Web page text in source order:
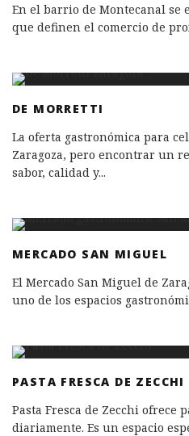
En el barrio de Montecanal se
que definen el comercio de
DE MORRETTI
La oferta gastronómica para
Zaragoza, pero encontrar un
sabor, calidad y...
MERCADO SAN MIGUEL
El Mercado San Miguel de
uno de los espacios
PASTA FRESCA DE ZECCHI
Pasta Fresca de Zecchi ofrece
diariamente. Es un espacio